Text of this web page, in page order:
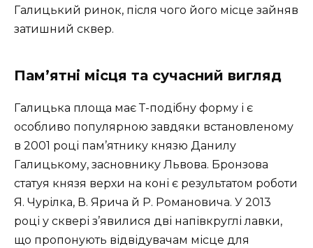
Галицький ринок, після чого його місце зайняв
затишний сквер.
Пам’ятні місця та сучасний вигляд
Галицька площа має Т-подібну форму і є
особливо популярною завдяки встановленому
в 2001 році пам’ятнику князю Данилу
Галицькому, засновнику Львова. Бронзова
статуя князя верхи на коні є результатом роботи
Я. Чурілка, В. Ярича й Р. Романовича. У 2013
році у сквері з’явилися дві напівкруглі лавки,
що пропонують відвідувачам місце для